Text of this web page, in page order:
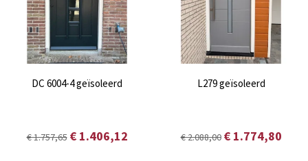
DC 6004-4 geïsoleerd
€ 1.757,65 € 1.406,12
L279 geïsoleerd
€ 2.088,00 € 1.774,80